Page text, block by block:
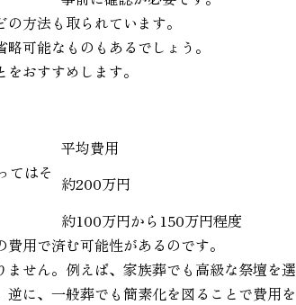
方法も取られています。
可能なものもあるでしょう。
おすすめします。
平均費用
てはそ
約200万円
約100万円から150万円程度
用で済む可能性があるのです。
せん。例えば、家族葬でも高級な祭壇を選
に、一般葬でも簡素化を図ることで費用を